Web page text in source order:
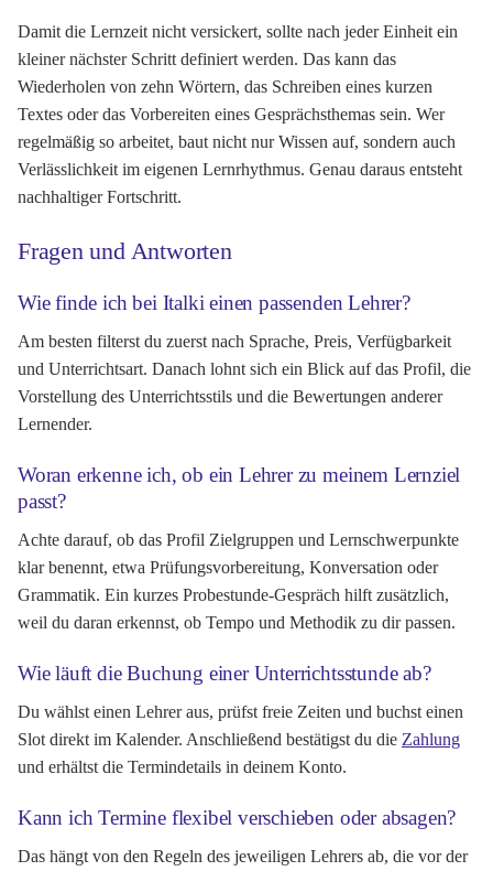
Damit die Lernzeit nicht versickert, sollte nach jeder Einheit ein
kleiner nächster Schritt definiert werden. Das kann das
Wiederholen von zehn Wörtern, das Schreiben eines kurzen
Textes oder das Vorbereiten eines Gesprächsthemas sein. Wer
regelmäßig so arbeitet, baut nicht nur Wissen auf, sondern auch
Verlässlichkeit im eigenen Lernrhythmus. Genau daraus entsteht
nachhaltiger Fortschritt.
Fragen und Antworten
Wie finde ich bei Italki einen passenden Lehrer?
Am besten filterst du zuerst nach Sprache, Preis, Verfügbarkeit
und Unterrichtsart. Danach lohnt sich ein Blick auf das Profil, die
Vorstellung des Unterrichtsstils und die Bewertungen anderer
Lernender.
Woran erkenne ich, ob ein Lehrer zu meinem Lernziel
passt?
Achte darauf, ob das Profil Zielgruppen und Lernschwerpunkte
klar benennt, etwa Prüfungsvorbereitung, Konversation oder
Grammatik. Ein kurzes Probestunde-Gespräch hilft zusätzlich,
weil du daran erkennst, ob Tempo und Methodik zu dir passen.
Wie läuft die Buchung einer Unterrichtsstunde ab?
Du wählst einen Lehrer aus, prüfst freie Zeiten und buchst einen
Slot direkt im Kalender. Anschließend bestätigst du die Zahlung
und erhältst die Termindetails in deinem Konto.
Kann ich Termine flexibel verschieben oder absagen?
Das hängt von den Regeln des jeweiligen Lehrers ab, die vor der